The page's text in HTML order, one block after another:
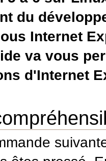
du
Internet
va vous
d'Internet